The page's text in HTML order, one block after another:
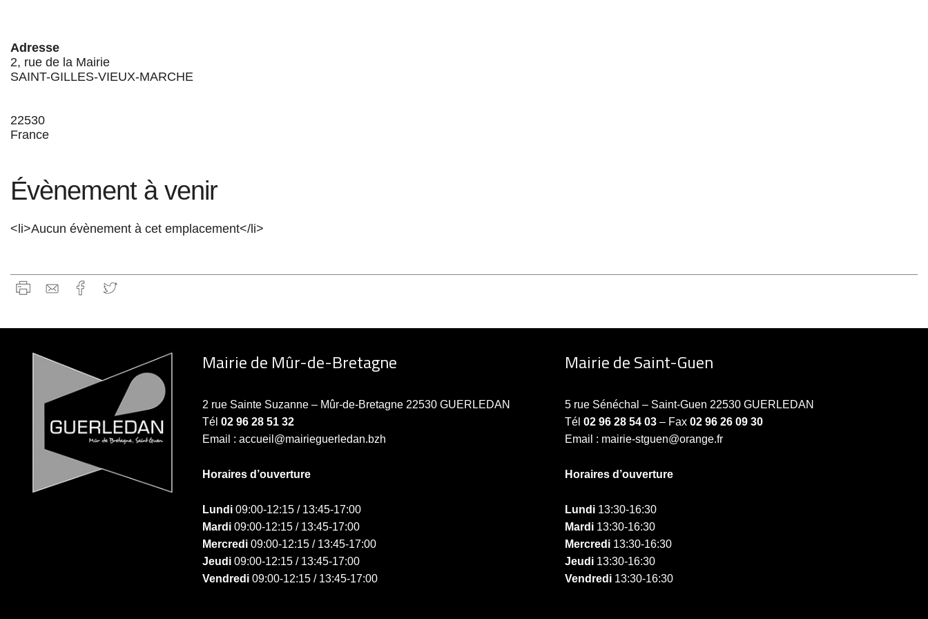
Adresse
2, rue de la Mairie
SAINT-GILLES-VIEUX-MARCHE
22530
France
Évènement à venir
<li>Aucun évènement à cet emplacement</li>
Mairie de Mûr-de-Bretagne
2 rue Sainte Suzanne – Mûr-de-Bretagne 22530 GUERLEDAN
Tél 02 96 28 51 32
Email : accueil@mairieguerledan.bzh
Horaires d’ouverture
Lundi09:00-12:15 / 13:45-17:00
Mardi09:00-12:15 / 13:45-17:00
Mercredi09:00-12:15 / 13:45-17:00
Jeudi09:00-12:15 / 13:45-17:00
Vendredi09:00-12:15 / 13:45-17:00
Mairie de Saint-Guen
5 rue Sénéchal – Saint-Guen 22530 GUERLEDAN
Tél02 96 28 54 03 – Fax02 96 26 09 30
Email : mairie-stguen@orange.fr
Horaires d’ouverture
Lundi 13:30-16:30
Mardi 13:30-16:30
Mercredi 13:30-16:30
Jeudi 13:30-16:30
Vendredi 13:30-16:30